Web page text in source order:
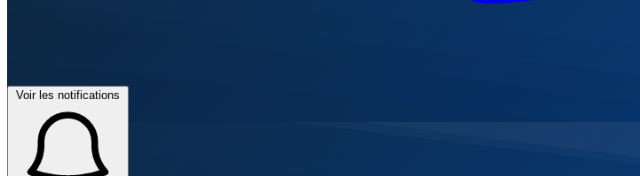
Voir les notifications